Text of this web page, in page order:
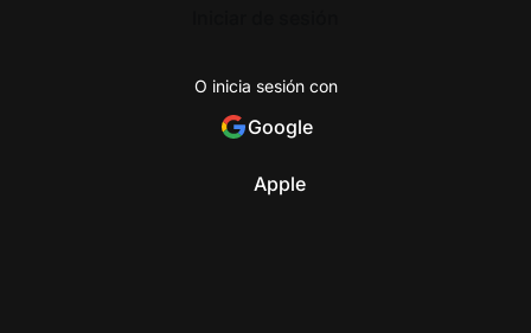
O inicia sesión con
Google
Apple